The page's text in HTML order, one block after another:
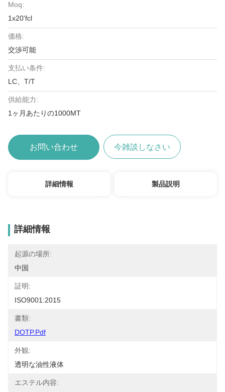
Moq:
1x20'fcl
価格:
交渉可能
支払い条件:
LC、T/T
供給能力:
1ヶ月あたりの1000MT
お問い合わせ 今雑談しなさい
詳細情報 製品説明
詳細情報
起源の場所:
中国
証明:
ISO9001:2015
書類:
DOTP.pdf
外観:
透明な油性液体
エステル内容: